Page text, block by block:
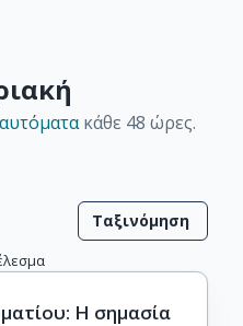
αυτόματακάθε 48 ώρες.
Ταξινόμηση
H σημασία